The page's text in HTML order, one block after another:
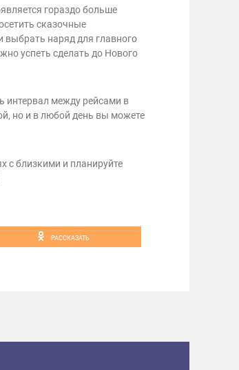
гораздо больше
сказочные
наряд для главного
успеть сделать до Нового
интервал между рейсами в
но и в любой день вы можете
с близкими и планируйте
РАССКАЗАТЬ